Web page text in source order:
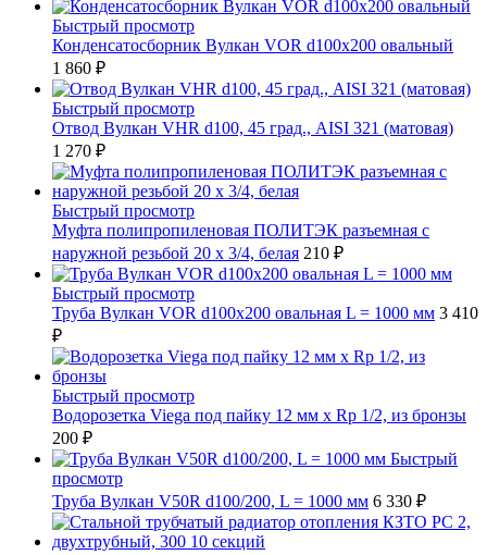
Быстрый просмотр
Конденсатосборник Вулкан VOR d100x200 овальный
1 860 ₽
Быстрый просмотр
Отвод Вулкан VHR d100, 45 град., AISI 321 (матовая)
1 270 ₽
Быстрый просмотр
Муфта полипропиленовая ПОЛИТЭК разъемная с
наружной резьбой 20 x 3/4, белая 210 ₽
Быстрый просмотр
Труба Вулкан VOR d100x200 овальная L = 1000 мм 3 410
₽
Быстрый просмотр
Водорозетка Viega под пайку 12 мм х Rp 1/2, из бронзы
200 ₽
Быстрый
просмотр
Труба Вулкан V50R d100/200, L = 1000 мм 6 330 ₽